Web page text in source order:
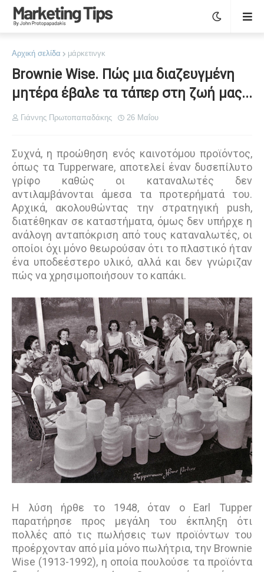
Αρχική σελίδα μάρκετινγκ
Brownie Wise. Πώς μια διαζευγμένη
μητέρα έβαλε τα τάπερ στη ζωή μας...
Γιάννης Πρωτοπαπαδάκης 26 Μαΐου
Συχνά, η προώθηση ενός καινοτόμου προϊόντος,
όπως τα Tupperware, αποτελεί έναν δυσεπίλυτο
γρίφο καθώς οι καταναλωτές δεν
αντιλαμβάνονται άμεσα τα προτερήματά του.
Αρχικά, ακολουθώντας την στρατηγική push,
διατέθηκαν σε καταστήµατα, όµως δεν υπήρχε η
ανάλογη ανταπόκριση από τους καταναλωτές, οι
οποίοι όχι µόνο θεωρούσαν ότι το πλαστικό ήταν
ένα υποδεέστερο υλικό, αλλά και δεν γνώριζαν
πώς να χρησιµοποιήσουν το καπάκι.
Η λύση ήρθε το 1948, όταν ο Earl Tupper
παρατήρησε προς μεγάλη του έκπληξη ότι
πολλές από τις πωλήσεις των προϊόντων του
προέρχονταν από µία μόνο πωλήτρια, την Brownie
Wise (1913-1992), η οποία πουλούσε τα προϊόντα